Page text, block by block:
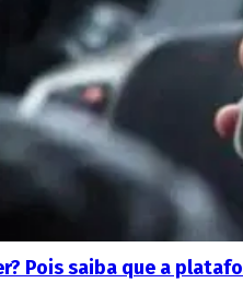
Pois saiba que a